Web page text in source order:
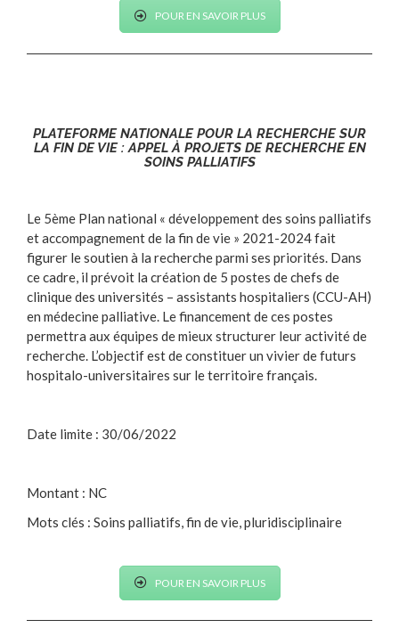
POUR EN SAVOIR PLUS
PLATEFORME NATIONALE POUR LA RECHERCHE SUR
LA FIN DE VIE : APPEL À PROJETS DE RECHERCHE EN
SOINS PALLIATIFS
Le 5ème Plan national « développement des soins palliatifs
et accompagnement de la fin de vie » 2021-2024 fait
figurer le soutien à la recherche parmi ses priorités. Dans
ce cadre, il prévoit la création de 5 postes de chefs de
clinique des universités – assistants hospitaliers (CCU-AH)
en médecine palliative. Le financement de ces postes
permettra aux équipes de mieux structurer leur activité de
recherche. L’objectif est de constituer un vivier de futurs
hospitalo-universitaires sur le territoire français.
Date limite : 30/06/2022
Montant : NC
Mots clés : Soins palliatifs, fin de vie, pluridisciplinaire
POUR EN SAVOIR PLUS